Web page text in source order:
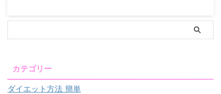
カテゴリー
ダイエット方法 簡単